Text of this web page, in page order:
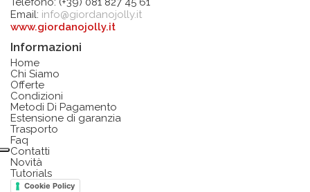
Email: info@giordanojolly.it
www.giordanojolly.it
Informazioni
Home
Chi Siamo
Offerte
Condizioni
Metodi Di Pagamento
Estensione di garanzia
Trasporto
Faq
Contatti
Novità
Tutorials
Cookie Policy